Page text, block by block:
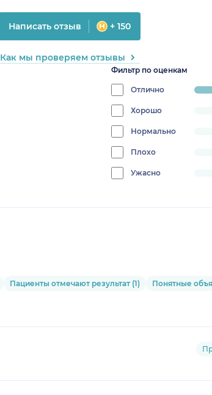
Фильтр по оценкам
Отлично
Хорошо
Нормально
Плохо
Ужасно
Написать отзыв + 150
Как мы проверяем отзывы
Пациенты отмечают результат (1) Понятные